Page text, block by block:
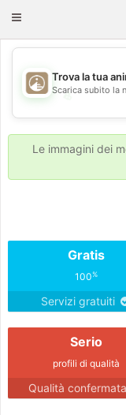
Toggle
💖
Trova la tua
Scarica subito la
Le immagini dei
Gratis
100%
Servizi gratuiti
Serio
profili di qualità
Qualità confermata